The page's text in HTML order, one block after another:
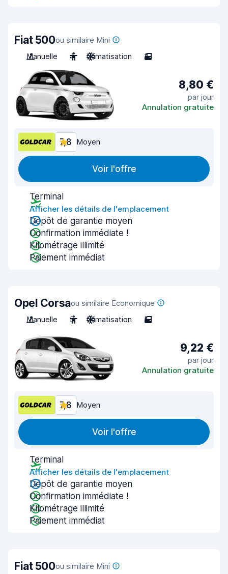
Fiat 500ou similaire Mini
Manuelle
4 Climatisation 3
8,80 €
par jour
Annulation gratuite
7,8 Moyen
Voir l'offre
Terminal
Afficher les détails de l'emplacement
Dépôt de garantie moyen
Confirmation immédiate !
Kilométrage illimité
Paiement immédiat
Opel Corsaou similaire Economique
Manuelle
5 Climatisation 5
9,22 €
par jour
Annulation gratuite
7,8 Moyen
Voir l'offre
Terminal
Afficher les détails de l'emplacement
Dépôt de garantie moyen
Confirmation immédiate !
Kilométrage illimité
Paiement immédiat
Fiat 500ou similaire Mini